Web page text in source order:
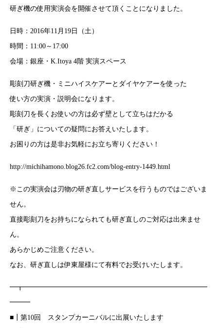
研ぎ機の使用実演会を開催させて頂くことになりました。
日時：2016年11月19日（土）
時間：11:00～17:00
会場：銀座・K.Itoya 4階 実演スペース
彫刻刀研ぎ機・ミニハイスケアーとダイヤケアーを使った
使い方の実演・説明会になります。
彫刻刀を長くお使いの方は必ず壁として立ちはだかる
「研ぎ」についての疑問にお答えいたします。
お困りの方は是非お気軽にお立ち寄りください！
http://michihamono.blog26.fc2.com/blog-entry-1449.html
※この実演会は刃物の研ぎ直しサービスを行うものではございま
せん。
直接彫刻刀をお持ちになられても研ぎ直しのご対応は出来ませ
ん。
あらかじめご注意ください。
なお、研ぎ直しは伊東屋様にて有料でお受けいたします。
━┳━━━━━━━━━━━━━━━━━━━━━━━━━━━
━━━
■┃第10回 スタンプカーニバルに出展いたします